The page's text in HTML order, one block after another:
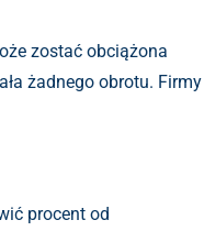
zostać obciążona
żadnego obrotu. Firmy
procent od